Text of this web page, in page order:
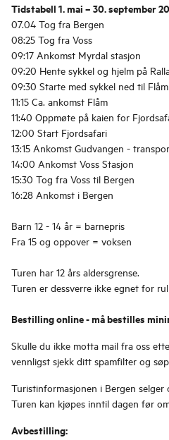
Tidstabell 1. mai – 30. september
07.04 Tog fra Bergen
08:25 Tog fra Voss
09:17 Ankomst Myrdal stasjon
09:20 Hente sykkel og hjelm på
09:30 Starte med sykkel ned til Flåm
11:15 Ca. ankomst Flåm
11:40 Oppmøte på kaien for
12:00 Start Fjordsafari
13:15 Ankomst Gudvangen -
14:00 Ankomst Voss Stasjon
15:30 Tog fra Voss til Bergen
16:28 Ankomst i Bergen
Barn 12 - 14 år = barnepris
Fra 15 og oppover = voksen
Turen har 12 års aldersgrense.
Turen er dessverre ikke egnet for
Bestilling online - må bestilles
Skulle du ikke motta mail fra oss
vennligst sjekk ditt spamfilter og
Turistinformasjonen i Bergen
Turen kan kjøpes inntil dagen før
Avbestilling: